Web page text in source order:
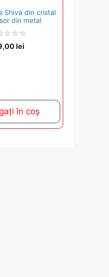
Shiva din cristal
din metal
lei
în coș